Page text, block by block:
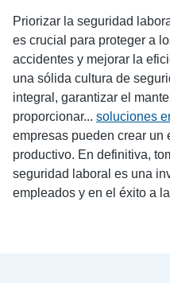
Priorizar la seguridad
es crucial para proteger a
accidentes y mejorar la
una sólida cultura de
integral, garantizar el
proporcionar... soluciones
empresas pueden crear un
productivo. En definitiva,
seguridad laboral es una
empleados y en el éxito a